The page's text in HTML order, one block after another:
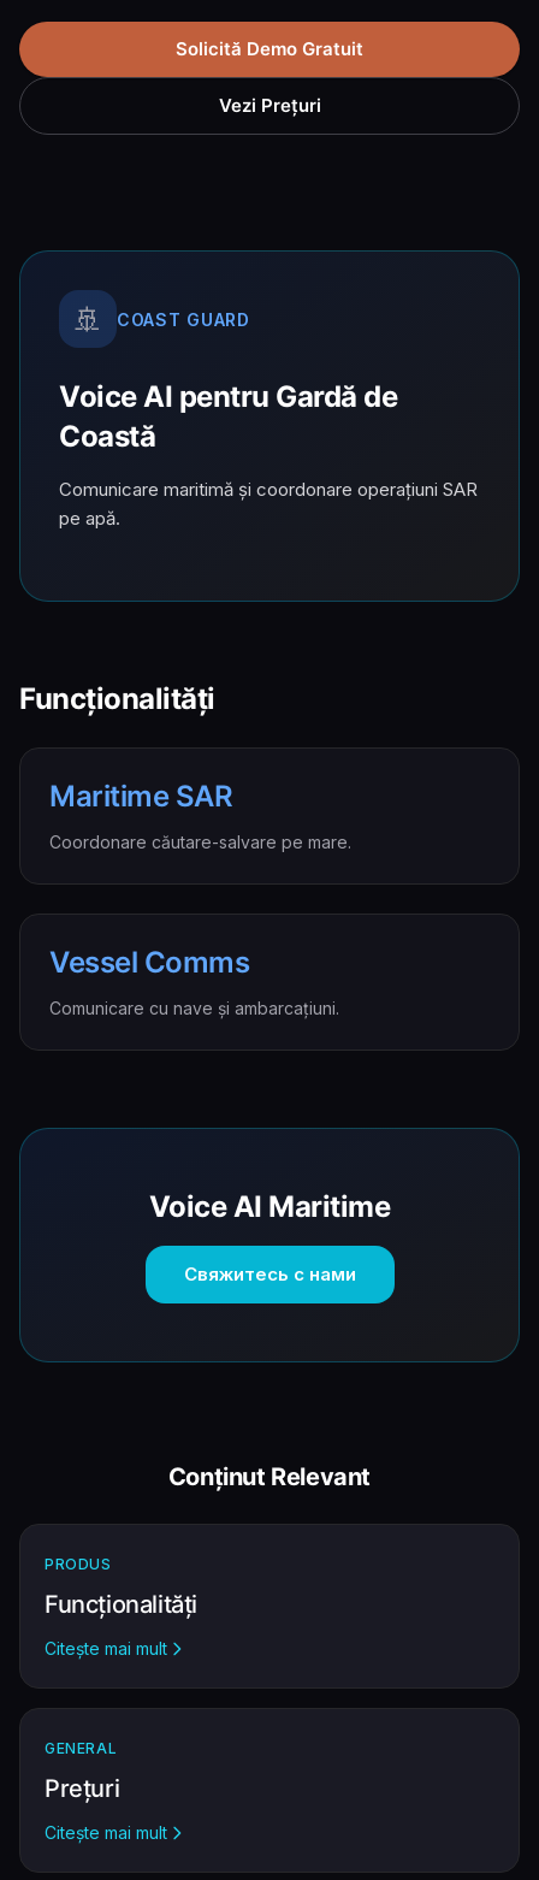
Solicită Demo Gratuit
Vezi Prețuri
🚢 COAST GUARD
Voice AI pentru Gardă de
Coastă
Comunicare maritimă și coordonare operațiuni SAR
pe apă.
Funcționalități
Maritime SAR
Coordonare căutare-salvare pe mare.
Vessel Comms
Comunicare cu nave și ambarcațiuni.
Voice AI Maritime
Свяжитесь с нами
Conținut Relevant
PRODUS
Funcționalități
Citește mai mult
GENERAL
Prețuri
Citește mai mult